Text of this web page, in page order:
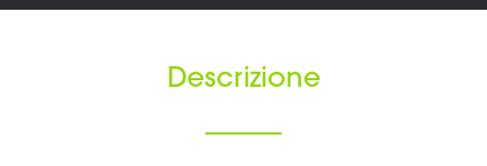
Descrizione